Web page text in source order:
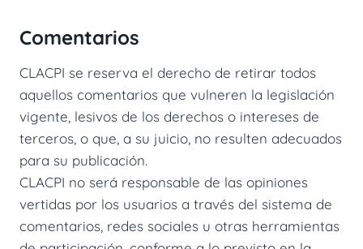
Comentarios
CLACPI se reserva el derecho de retirar todos
aquellos comentarios que vulneren la legislación
vigente, lesivos de los derechos o intereses de
terceros, o que, a su juicio, no resulten adecuados
para su publicación.
CLACPI no será responsable de las opiniones
vertidas por los usuarios a través del sistema de
comentarios, redes sociales u otras herramientas